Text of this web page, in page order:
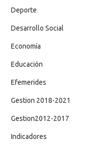
Deporte
Desarrollo Social
Economía
Educación
Efemerides
Gestion 2018-2021
Gestion2012-2017
Indicadores